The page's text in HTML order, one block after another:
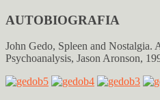
AUTOBIOGRAFIA
John Gedo, Spleen and Nostalgia.
Psychoanalysis, Jason Aronson,